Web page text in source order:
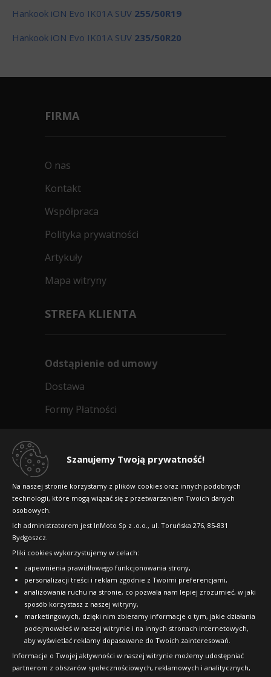
Szanujemy Twoją prywatność!
Na naszej stronie korzystamy z plików cookies oraz innych podobnych
technologii, które mogą wiązać się z przetwarzaniem Twoich danych
osobowych.
Ich administratorem jest InMoto Sp z .o.o., ul. Toruńska 276, 85-831
Bydgoszcz.
Pliki cookies wykorzystujemy w celach:
zapewnienia prawidłowego funkcjonowania strony,
personalizacji treści i reklam zgodnie z Twoimi preferencjami,
analizowania ruchu na stronie, co pozwala nam lepiej zrozumieć, w jaki
sposób korzystasz z naszej witryny,
marketingowych, dzięki nim zbieramy informacje o tym, jakie działania
podejmowałeś w naszej witrynie i na innych stronach internetowych,
aby wyświetlać reklamy dopasowane do Twoich zainteresowań.
Informacje o Twojej aktywności w naszej witrynie możemy udostępniać
partnerom z obszarów społecznościowych, reklamowych i analitycznych,
Hankook iON Evo IK01A SUV 255/50R19
Hankook iON Evo IK01A SUV 235/50R20
FIRMA
O nas
Kontakt
Współpraca
Polityka prywatności
Artykuły
Mapa witryny
STREFA KLIENTA
Odstąpienie od umowy
Dostawa
Formy Płatności
Dlaczego warto kupić w 24opony.pl
Raty
FAQ
OFICJALNY PARTNER